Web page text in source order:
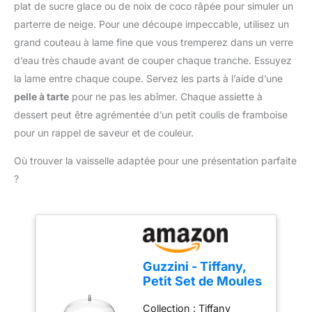
encore. Un accessoire de
pâtisserie indispensable
Facile à ranger et durable
– Chaque spatule
possède un trou de
suspension: Avec leur
trou de suspension
intégré, ces spatules
peuvent être accrochées
compact. Durables,
professionnels
accessoires répondent
aux normes alimentaires,
inoxydable 304 de
qualité alimentaire de
haute qualité, en silicone
et en plastiques de haute
et durable, Haute
résistance à la rouille,
vaisselle sont sûrs
Vous obtiendrez un kit
complet de cuisson de
gâteaux pour cuire
n'importe quel gâteau en
friction de la main et
empêcher efficacement
le glissement,poche à
douille au design épaissi
n'est pas facile à casser
et convient aux douilles à
douille,douilles à bille,etc.
Emballage &
taille:Emballé avec 100
jetables,chaque pièce
snacks,la décoration de
gâteaux,les desserts et la
pâtisserie.
utilisation:Avec notre
poche à douille jetable,
à faire de la
plat de sucre glace ou de noix de coco râpée pour simuler un
parterre de neige. Pour une découpe impeccable, utilisez un
grand couteau à lame fine que vous tremperez dans un verre
d’eau très chaude avant de couper chaque tranche. Essuyez
la lame entre chaque coupe. Servez les parts à l’aide d’une
pelle à tarte pour ne pas les abîmer. Chaque assiette à
dessert peut être agrémentée d’un petit coulis de framboise
pour un rappel de saveur et de couleur.
Où trouver la vaisselle adaptée pour une présentation parfaite
?
Guzzini - Tiffany,
Petit Set de Moules
Collection : Tiffany